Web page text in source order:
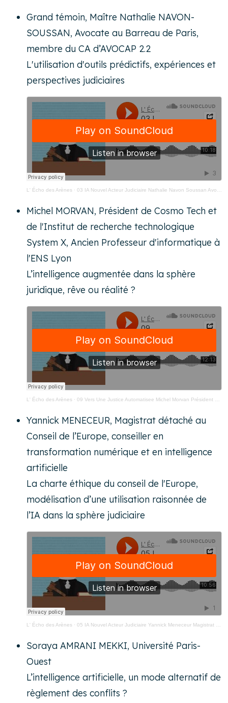
Grand témoin, Maître Nathalie NAVON-
SOUSSAN, Avocate au Barreau de Paris,
membre du CA d’AVOCAP 2.2
L'utilisation d'outils prédictifs, expériences et
perspectives judiciaires
L' Écho des Arènes · 03 IA Nouvel Acteur Judiciaire Nathalie Navon Soussan Avocate Barreau De Paris
Michel MORVAN, Président de Cosmo Tech et
de l'Institut de recherche technologique
System X, Ancien Professeur d'informatique à
l'ENS Lyon
L’intelligence augmentée dans la sphère
juridique, rêve ou réalité ?
L' Écho des Arènes · 09 Vers Une Justice Automatisee Michel Morvan Président Cosmo Tech
Yannick MENECEUR, Magistrat détaché au
Conseil de l’Europe, conseiller en
transformation numérique et en intelligence
artificielle
La charte éthique du conseil de l'Europe,
modélisation d’une utilisation raisonnée de
l’IA dans la sphère judiciaire
L' Écho des Arènes · 05 IA Nouvel Acteur Judiciaire Yannick Meneceur Magistrat Conseil De L Europe
Soraya AMRANI MEKKI, Université Paris-
Ouest
L’intelligence artificielle, un mode alternatif de
règlement des conflits ?